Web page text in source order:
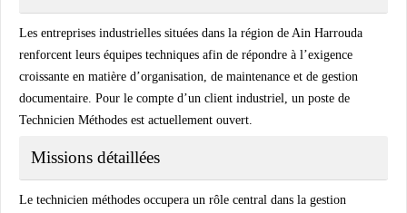
Les entreprises industrielles situées dans la région de Ain Harrouda
renforcent leurs équipes techniques afin de répondre à l’exigence
croissante en matière d’organisation, de maintenance et de gestion
documentaire. Pour le compte d’un client industriel, un poste de
Technicien Méthodes est actuellement ouvert.
Missions détaillées
Le technicien méthodes occupera un rôle central dans la gestion